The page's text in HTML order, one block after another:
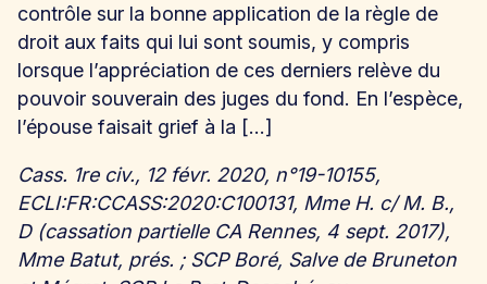
contrôle sur la bonne application de la règle de
droit aux faits qui lui sont soumis, y compris
lorsque l’appréciation de ces derniers relève du
pouvoir souverain des juges du fond. En l’espèce,
l’épouse faisait grief à la […]
Cass. 1re civ., 12 févr. 2020, n°19-10155,
ECLI:FR:CCASS:2020:C100131, Mme H. c/ M. B.,
D (cassation partielle CA Rennes, 4 sept. 2017),
Mme Batut, prés. ; SCP Boré, Salve de Bruneton